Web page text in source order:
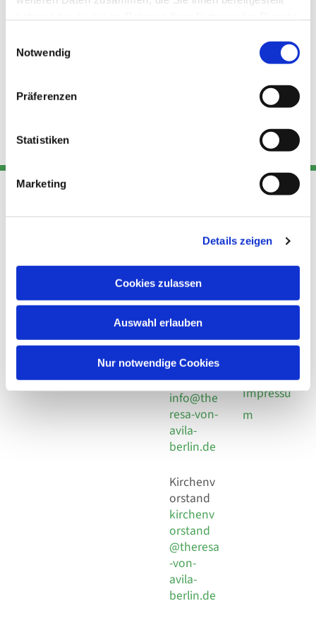
Notwendig
Präferenzen
Statistiken
Marketing
Details zeigen
Cookies zulassen
Auswahl erlauben
Nur notwendige Cookies
Adresse
Kirchengemeinde Pfarrei
Hl. Theresa von Avila Berlin
Nordost
Leitender Pfarrer - Norbert
Pomplun
13086 Berlin
Kont
Telefon
+49 30
924 64 28
30 924 54
18
E-Mail
info@the
resa-von-
avila-
berlin.de
Kirchenv
orstand
kirchenv
orstand
@theresa
-von-
avila-
berlin.de
Links
Datensch
Datensch
Social
Impressu
m